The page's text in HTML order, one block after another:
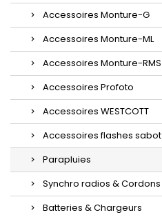
Accessoires Monture-G
Accessoires Monture-ML
Accessoires Monture-RMS
Accessoires Profoto
Accessoires WESTCOTT
Accessoires flashes sabot
Parapluies
Synchro radios & Cordons
Batteries & Chargeurs